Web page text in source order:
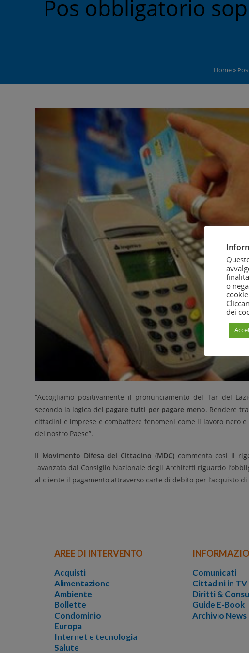
Pos obbligatorio
Home»
“Accogliamo positivamente il pronunciamento del Tar del
secondo la logica del pagare tutti per pagare meno. Rendere
cittadini e imprese e combattere fenomeni come il lavoro nero
del nostro Paese”.
Il Movimento Difesa del Cittadino (MDC)commenta così il
avanzata dal Consiglio Nazionale degli Architetti riguardo
al cliente il pagamento attraverso carte di debito per l’acquisto
AREE DI INTERVENTO
Acquisti
Alimentazione
Ambiente
Bollette
Condominio
Europa
Internet e tecnologia
Salute
Comunicati
Cittadini in TV
Diritti &
Guide E-Book
Archivio News
o
dei